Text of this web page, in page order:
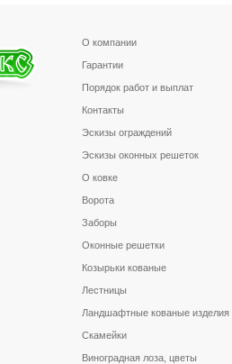
О компании
Гарантии
Порядок работ и выплат
Контакты
Эскизы ограждений
Эскизы оконных решеток
О ковке
Ворота
Заборы
Оконные решетки
Козырьки кованые
Лестницы
Ландшафтные кованые изделия
Скамейки
Виноградная лоза, цветы